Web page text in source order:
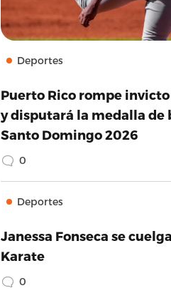
Deportes
Puerto Rico rompe
y disputará la medalla de
Santo Domingo 2026
0
Deportes
Janessa Fonseca se
Karate
0